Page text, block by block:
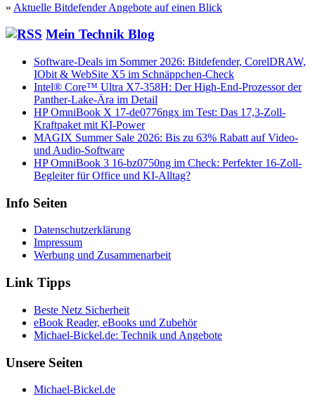
» Aktuelle Bitdefender Angebote auf einen Blick
Mein Technik Blog
Software-Deals im Sommer 2026: Bitdefender, CorelDRAW,
IObit & WebSite X5 im Schnäppchen-Check
Intel® Core™ Ultra X7-358H: Der High-End-Prozessor der
Panther-Lake-Ära im Detail
HP OmniBook X 17-de0776ngx im Test: Das 17,3-Zoll-
Kraftpaket mit KI-Power
MAGIX Summer Sale 2026: Bis zu 63% Rabatt auf Video-
und Audio-Software
HP OmniBook 3 16-bz0750ng im Check: Perfekter 16-Zoll-
Begleiter für Office und KI-Alltag?
Info Seiten
Datenschutzerklärung
Impressum
Werbung und Zusammenarbeit
Link Tipps
Beste Netz Sicherheit
eBook Reader, eBooks und Zubehör
Michael-Bickel.de: Technik und Angebote
Unsere Seiten
Michael-Bickel.de